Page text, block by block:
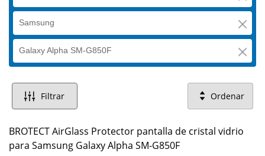
Samsung
Galaxy Alpha SM-G850F
Filtrar Ordenar
BROTECT AirGlass Protector pantalla de cristal vidrio
para Samsung Galaxy Alpha SM-G850F